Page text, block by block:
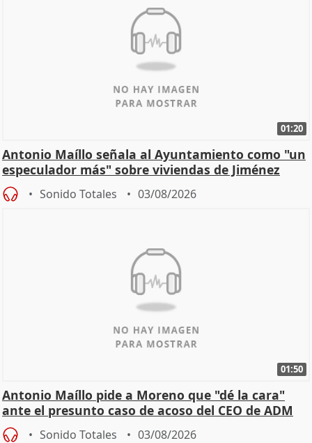
01:20
Antonio Maíllo señala al Ayuntamiento como "un
especulador más" sobre viviendas de Jiménez
Becerril
Sonido Totales 03/08/2026
01:50
Antonio Maíllo pide a Moreno que "dé la cara"
ante el presunto caso de acoso del CEO de ADM
Sonido Totales 03/08/2026